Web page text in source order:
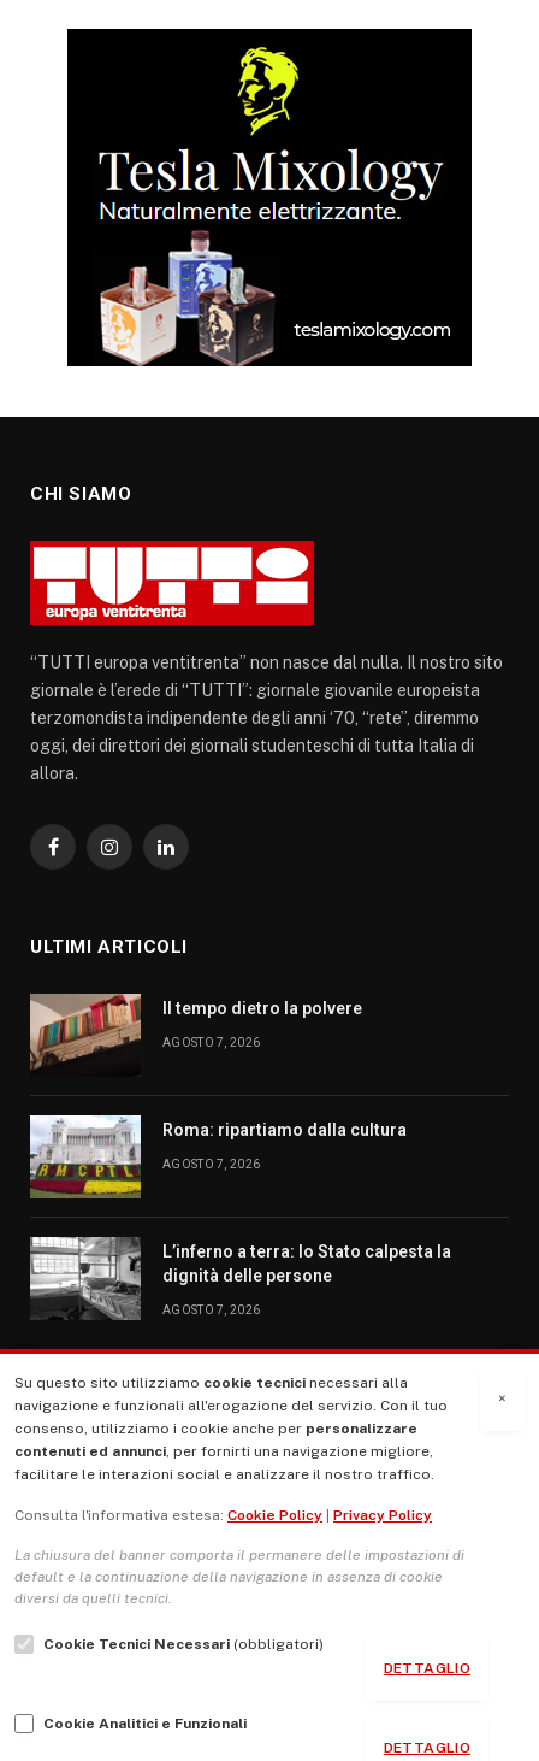
CHI SIAMO
“TUTTI europa ventitrenta” non nasce dal nulla. Il nostro sito
giornale è l’erede di “TUTTI”: giornale giovanile europeista
terzomondista indipendente degli anni ‘70, “rete”, diremmo
oggi, dei direttori dei giornali studenteschi di tutta Italia di
allora.
FacebookInstagramLinkedIn
ULTIMI ARTICOLI
Il tempo dietro la polvere
AGOSTO 7, 2026
Roma: ripartiamo dalla cultura
AGOSTO 7, 2026
L’inferno a terra: lo Stato calpesta la
dignità delle persone
AGOSTO 7, 2026
MENU
La Nostra Storia
Le Copertine
L’Associazione
Indirizzo Socio Politico Culturale
Guida per le autrici e gli autori
×
Su questo sito utilizziamo cookie tecnici necessari alla
navigazione e funzionali all'erogazione del servizio. Con il tuo
consenso, utilizziamo i cookie anche per personalizzare
contenuti ed annunci, per fornirti una navigazione migliore,
facilitare le interazioni social e analizzare il nostro traffico.
Consulta l'informativa estesa: Cookie Policy Privacy Policy
La chiusura del banner comporta il permanere delle impostazioni di
default e la continuazione della navigazione in assenza di cookie
diversi da quelli tecnici.
Cookie Tecnici Necessari (obbligatori)
DETTAGLIO
Cookie Analitici e Funzionali
DETTAGLIO